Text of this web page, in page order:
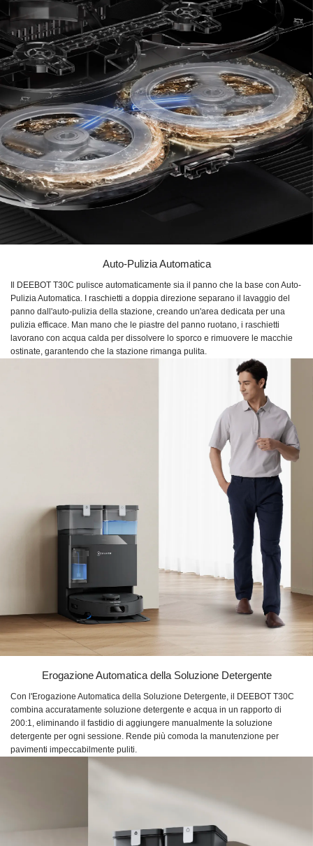
Auto-Pulizia Automatica
Il DEEBOT T30C pulisce automaticamente sia il panno che la base con Auto-
Pulizia Automatica. I raschietti a doppia direzione separano il lavaggio del
panno dall'auto-pulizia della stazione, creando un'area dedicata per una
pulizia efficace. Man mano che le piastre del panno ruotano, i raschietti
lavorano con acqua calda per dissolvere lo sporco e rimuovere le macchie
ostinate, garantendo che la stazione rimanga pulita.
Erogazione Automatica della Soluzione Detergente
Con l'Erogazione Automatica della Soluzione Detergente, il DEEBOT T30C
combina accuratamente soluzione detergente e acqua in un rapporto di
200:1, eliminando il fastidio di aggiungere manualmente la soluzione
detergente per ogni sessione. Rende più comoda la manutenzione per
pavimenti impeccabilmente puliti.